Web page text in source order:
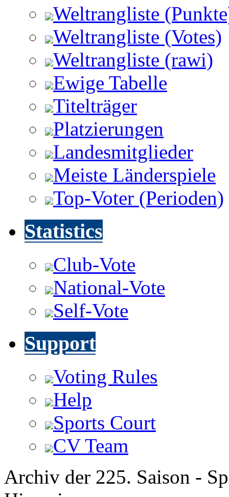
Weltrangliste
Weltrangliste (Votes)
Weltrangliste (rawi)
Ewige Tabelle
Titelträger
Platzierungen
Landesmitglieder
Meiste Länderspiele
Top-Voter (Perioden)
Statistics
Club-Vote
National-Vote
Self-Vote
Support
Voting Rules
Help
Sports Court
CV Team
Archiv der 225. Saison -